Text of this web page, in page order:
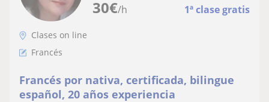
30€/h 1ª clase gratis
Clases on line
Francés
Francés por nativa, certificada, bilingue
español, 20 años experiencia